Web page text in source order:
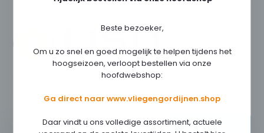
Ontvang de beste aanbiedingen en persoonlijk advies. Altijd
Abonneer
Beste bezoeker,
Om u zo snel en goed mogelijk te helpen tijdens het
hoogseizoen, verloopt bestellen via onze
hoofdwebshop:
Ga direct naar www.vliegengordijnen.shop
Daar vindt u ons volledige assortiment, actuele